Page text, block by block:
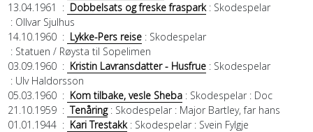
13.04.1961
: Dobbelsats og freske fraspark: Skodespelar
: Ollvar Sjulhus
14.10.1960: Lykke-Pers reise: Skodespelar
: Statuen / Røysta til Sopelimen
03.09.1960: Kristin Lavransdatter - Husfrue: Skodespelar
: Ulv Haldorsson
05.03.1960: Kom tilbake, vesle Sheba: Skodespelar: Doc
21.10.1959: Tenåring: Skodespelar: Major Bartley, far hans
01.01.1944: Kari Trestakk: Skodespelar: Svein Fylgje